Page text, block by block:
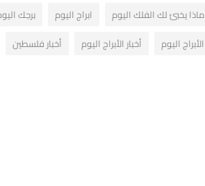
ماذا يخبئ لك الفلك اليوم
ابراج اليوم
برجك
الأبراج اليوم
أخبار الأبراج اليوم أخبار فلسطين